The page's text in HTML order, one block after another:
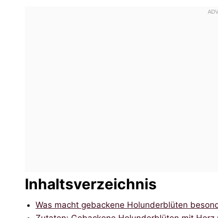
Inhaltsverzeichnis
Was macht gebackene Holunderblüten